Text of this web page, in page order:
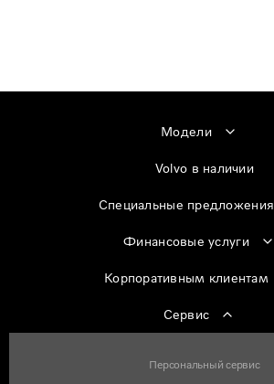
Модели
Volvo в наличии
Специальные предложения
Финансовые услуги
Корпоративным клиентам
Сервис
Персональный сервис